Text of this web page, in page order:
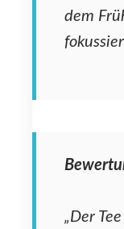
dem
„Der